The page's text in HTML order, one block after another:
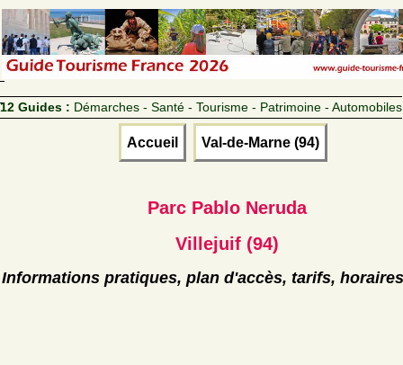
12 Guides : Démarches - Santé - Tourisme - Patrimoine - Automobiles
Accueil Val-de-Marne (94)
Parc Pablo Neruda
Villejuif (94)
Informations pratiques, plan d'accès, tarifs, horaires